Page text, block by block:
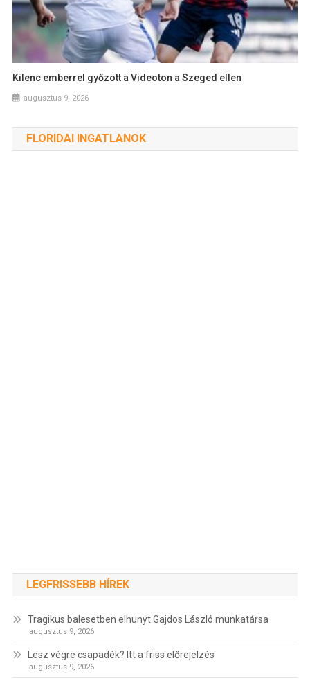
Kilenc emberrel győzött a Videoton a Szeged ellen
augusztus 9, 2026
FLORIDAI INGATLANOK
LEGFRISSEBB HÍREK
Tragikus balesetben elhunyt Gajdos László munkatársa
augusztus 9, 2026
Lesz végre csapadék? Itt a friss előrejelzés
augusztus 9, 2026